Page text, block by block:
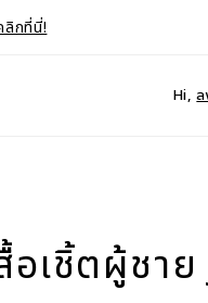
ลิกที่นี่!
Hi,ล
อเชิ้ตผู้ชา